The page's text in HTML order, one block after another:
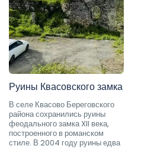
Руины Квасовского замка
В селе Квасово Береговского
района сохранились руины
феодального замка XII века,
построенного в романском
стиле. В 2004 году руины едва